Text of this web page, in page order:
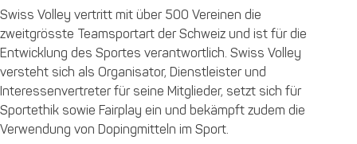
Swiss Volley vertritt mit über 500 Vereinen die
zweitgrösste Teamsportart der Schweiz und ist für die
Entwicklung des Sportes verantwortlich. Swiss Volley
versteht sich als Organisator, Dienstleister und
Interessenvertreter für seine Mitglieder, setzt sich für
Sportethik sowie Fairplay ein und bekämpft zudem die
Verwendung von Dopingmitteln im Sport.